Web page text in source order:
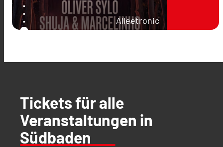
Alleetronic
Tickets für alle
Veranstaltungen in
Südbaden